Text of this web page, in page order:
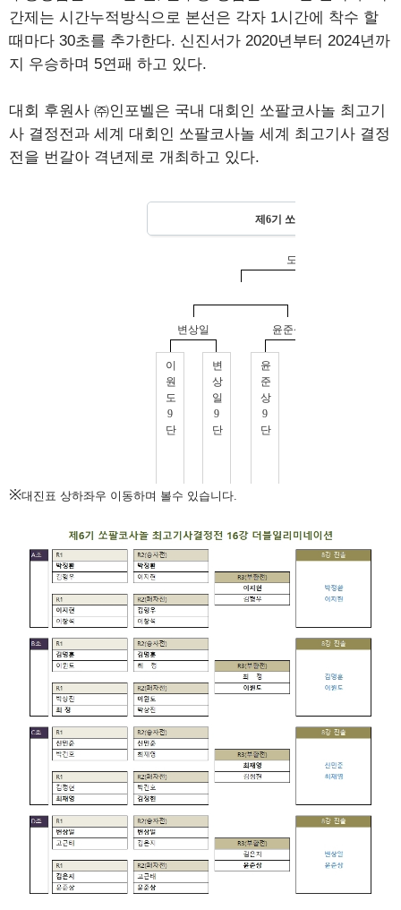
간제는 시간누적방식으로 본선은 각자 1시간에 착수 할
때마다 30초를 추가한다. 신진서가 2020년부터 2024년까
지 우승하며 5연패 하고 있다.
대회 후원사 ㈜인포벨은 국내 대회인 쏘팔코사놀 최고기
사 결정전과 세계 대회인 쏘팔코사놀 세계 최고기사 결정
전을 번갈아 격년제로 개최하고 있다.
※대진표 상하좌우 이동하며 볼수 있습니다.